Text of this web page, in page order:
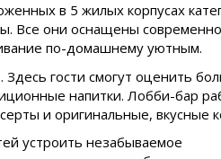
в 5 жилых корпусах
Все они оснащены
по-домашнему уютным.
гости смогут оценить
напитки. Лобби-бар
и оригинальные, вкусные
устроить незабываемое